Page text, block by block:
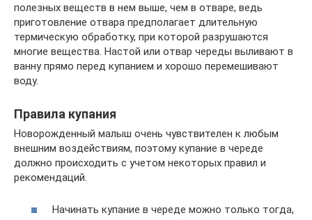
полезных веществ в нем выше, чем в отваре, ведь
приготовление отвара предполагает длительную
термическую обработку, при которой разрушаются
многие вещества. Настой или отвар череды выливают в
ванну прямо перед купанием и хорошо перемешивают
воду.
Правила купания
Новорожденный малыш очень чувствителен к любым
внешним воздействиям, поэтому купание в череде
должно происходить с учетом некоторых правил и
рекомендаций.
Начинать купание в череде можно только тогда,